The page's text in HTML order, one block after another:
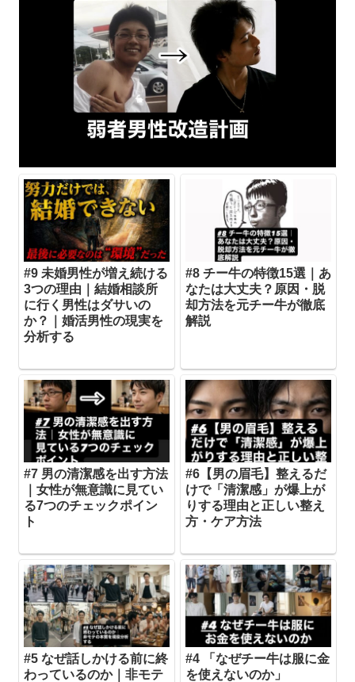
#9 未婚男性が増え続ける
3つの理由｜結婚相談所
に行く男性はダサいの
か？｜婚活男性の現実を
分析する
#8 チー牛の特徴15選｜あ
なたは大丈夫？原因・脱
却方法を元チー牛が徹底
解説
#7 男の清潔感を出す方法
｜女性が無意識に見てい
る7つのチェックポイン
ト
#6【男の眉毛】整えるだ
けで「清潔感」が爆上が
りする理由と正しい整え
方・ケア方法
#5 なぜ話しかける前に終
わっているのか｜非モテ
#4 「なぜチー牛は服に金
を使えないのか」